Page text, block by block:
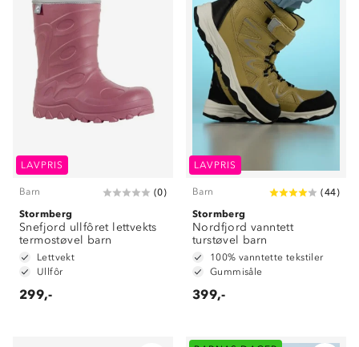
LAVPRIS
Barn (0)
Stormberg
Snefjord ullfôret lettvekts
termostøvel barn
Lettvekt
Ullfôr
299,-
LAVPRIS
Barn (44)
Stormberg
Nordfjord vanntett
turstøvel barn
100% vanntette tekstiler
Gummisåle
399,-